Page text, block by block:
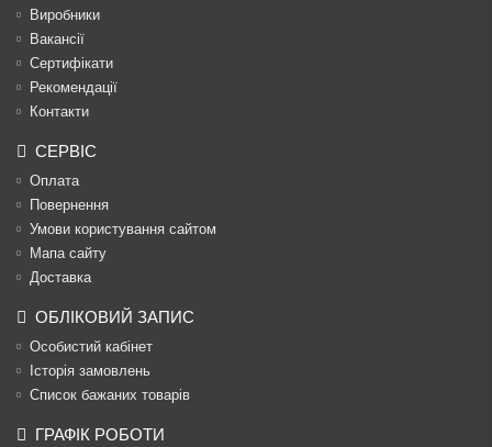
Виробники
Вакансії
Сертифікати
Рекомендації
Контакти
СЕРВІС
Оплата
Повернення
Умови користування сайтом
Мапа сайту
Доставка
ОБЛІКОВИЙ ЗАПИС
Особистий кабінет
Історія замовлень
Список бажаних товарів
ГРАФІК РОБОТИ